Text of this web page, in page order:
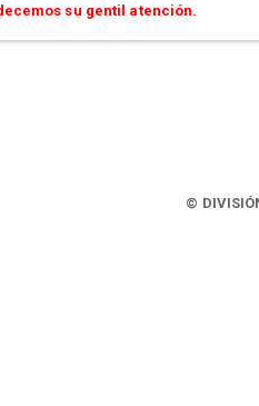
su gentil atención.
©